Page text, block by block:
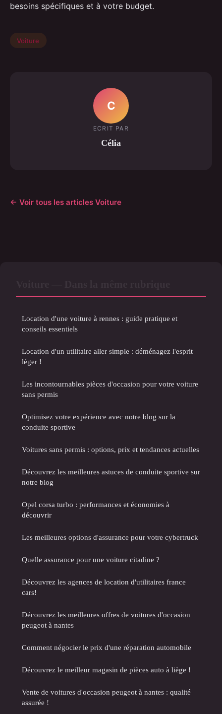
besoins spécifiques et à votre budget.
Voiture
C
ECRIT PAR
Célia
← Voir tous les articles Voiture
Location d'une voiture à rennes : guide pratique et
conseils essentiels
Location d'un utilitaire aller simple : déménagez l'esprit
léger !
Les incontournables pièces d'occasion pour votre voiture
sans permis
Optimisez votre expérience avec notre blog sur la
conduite sportive
Voitures sans permis : options, prix et tendances actuelles
Découvrez les meilleures astuces de conduite sportive sur
notre blog
Opel corsa turbo : performances et économies à
découvrir
Les meilleures options d'assurance pour votre cybertruck
Quelle assurance pour une voiture citadine ?
Découvrez les agences de location d'utilitaires france
cars!
Découvrez les meilleures offres de voitures d'occasion
peugeot à nantes
Comment négocier le prix d'une réparation automobile
Découvrez le meilleur magasin de pièces auto à liège !
Vente de voitures d'occasion peugeot à nantes : qualité
assurée !